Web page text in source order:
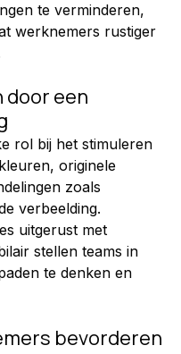
te verminderen,
werknemers rustiger
een
rol bij het stimuleren
originele
zoals
verbeelding.
uitgerust met
stellen teams in
te denken en
bevorderen